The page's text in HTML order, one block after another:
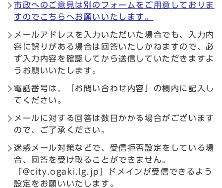
市政へのご意見は別のフォームをご用意しておりま
すのでこちらへお願いいたします。
メールアドレスを入力いただいた場合でも、入力内
容に誤りがある場合は回答いたしかねますので、必
ず入力内容を確認してから送信していただきますよ
うお願いいたします。
電話番号は、「お問い合わせ内容」の欄内に記入し
てください。
メールに対する回答は数日かかる場合がございます
ので、ご了承ください。
迷惑メール対策などで、受信拒否設定をしている場
合、回答を受け取ることができません。
「@city.ogaki.lg.jp」ドメインが受信できるよう
設定をお願いいたします。